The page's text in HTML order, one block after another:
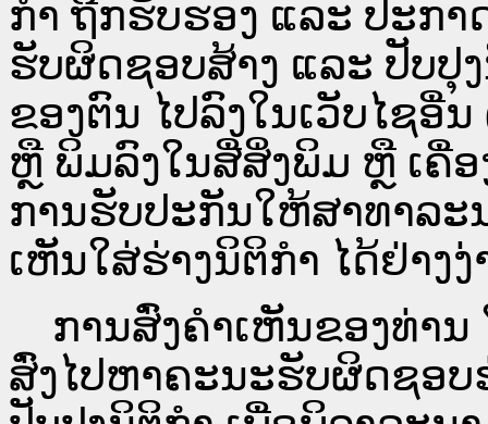
ກໍາ ຖືກຮັບຮອງ ແລະ ປະກ
ຮັບຜິດຊອບສ້າງ ແລະ ປັບປຸ
ຂອງຕົນ ໄປລົງໃນ​ເວັບ​ໄຊ​ອື່
ຫຼື ພິມລົງໃນສື່ສິ່ງພິມ ຫຼື ເຄື່
ການຮັບປະກັນໃຫ້ສາທາລະ
ເຫັນໃສ່ຮ່າງນິຕິກຳ ໄດ້ຢ່າງ
ການສົ່ງຄໍາເຫັນຂອງທ່ານ
ສົ່ງໄປຫາຄະນະຮັບຜິດຊອບ